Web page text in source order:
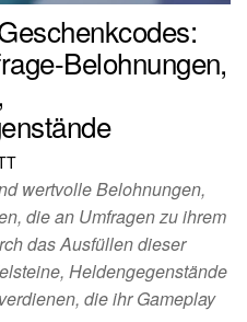
Belohnungen,
wertvolle Belohnungen,
die an Umfragen zu ihrem
das Ausfüllen dieser
Heldengegenstände
die ihr Gameplay